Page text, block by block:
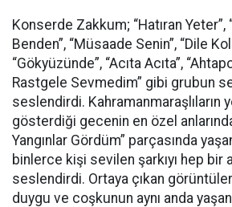
Konserde Zakkum; “Hatıran Yeter”,
Benden”, “Müsaade Senin”, “Dile
“Gökyüzünde”, “Acıta Acıta”,
Rastgele Sevmedim” gibi grubun
seslendirdi. Kahramanmaraşlıların
gösterdiği gecenin en özel
Yangınlar Gördüm” parçasında
binlerce kişi sevilen şarkıyı hep bir
seslendirdi. Ortaya çıkan
duygu ve coşkunun aynı anda